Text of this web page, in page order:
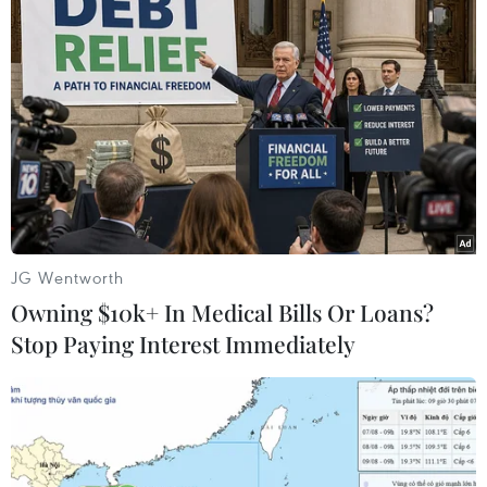
JG Wentworth
Owning $10k+ In Medical Bills Or Loans?
Stop Paying Interest Immediately